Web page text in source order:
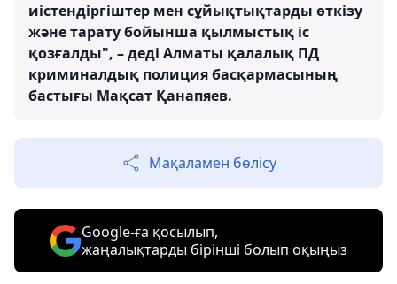
иістендіргіштер мен сұйықтықтарды өткізу
және тарату бойынша қылмыстық іс
қозғалды", – деді Алматы қалалық ПД
криминалдық полиция басқармасының
бастығы Мақсат Қанапяев.
Мақаламен бөлісу
Google-ға қосылып,
жаңалықтарды бірінші болып оқыңыз